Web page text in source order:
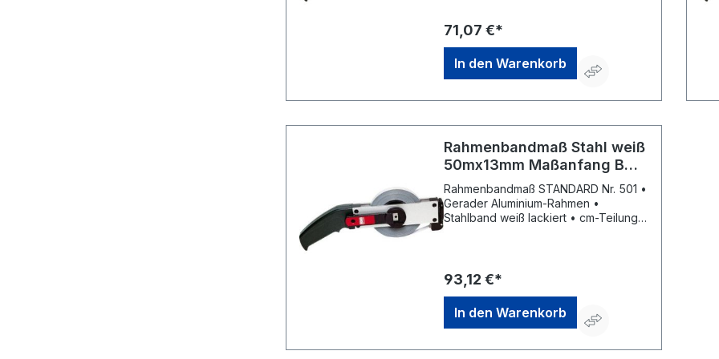
Linkshänderbetrieb umgestellt werden
• Parkposition für Kurbelarm und
Anfangsring • EG-Genauigkeitsklasse
71,07 €*
In den Warenkorb
Rahmenbandmaß Stahl weiß
50mx13mm Maßanfang B
Flextop Standard BMI
Rahmenbandmaß STANDARD Nr. 501 •
Gerader Aluminium-Rahmen •
Stahlband weiß lackiert • cm-Teilung •
Linkshänderbetrieb umgestellt werden
• Parkposition für Kurbelarm und
Anfangsring • EG-Genauigkeitsklasse
93,12 €*
In den Warenkorb